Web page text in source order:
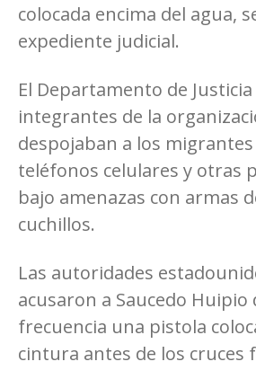
colocada encima del agua,
expediente judicial.
El Departamento de
integrantes de la
despojaban a los
teléfonos celulares y otras
bajo amenazas con armas
cuchillos.
Las autoridades
acusaron a Saucedo
frecuencia una pistola
cintura antes de los cruces